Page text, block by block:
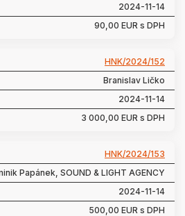
2024-11-14
90,00 EUR s DPH
HNK/2024/152
Branislav Ličko
2024-11-14
3 000,00 EUR s DPH
HNK/2024/153
Papánek, SOUND & LIGHT AGENCY
2024-11-14
500,00 EUR s DPH